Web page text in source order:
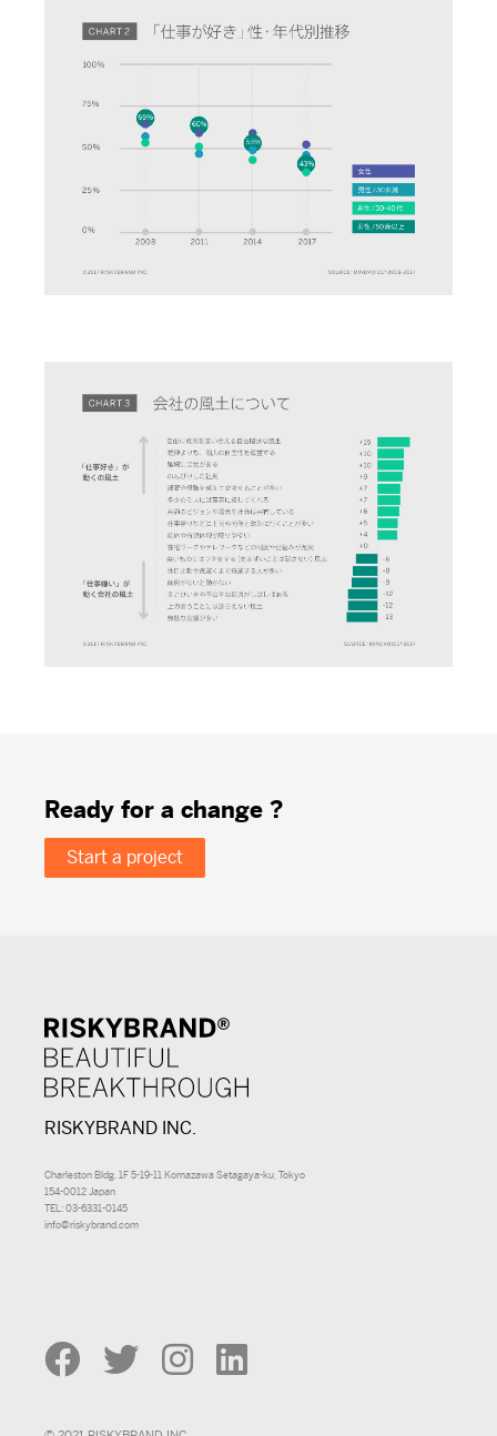
Ready for a change ?
Start a project
RISKYBRAND INC.
Charleston Bldg. 1F 5-19-11 Komazawa Setagaya-ku, Tokyo
154-0012 Japan
TEL: 03-6331-0145
info@riskybrand.com